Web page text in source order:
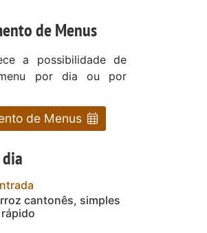
de Menus
a possibilidade de
por dia ou por
de Menus
cantonês, simples